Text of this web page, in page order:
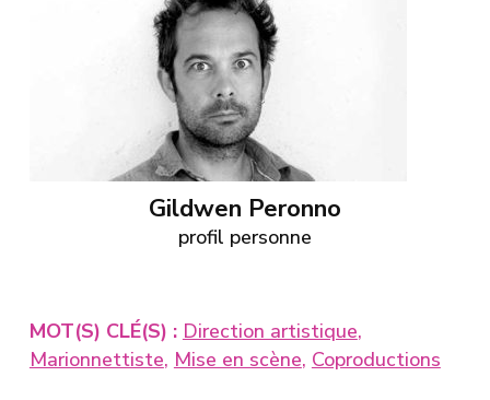
Gildwen Peronno
profil personne
MOT(S) CLÉ(S) : Direction artistique,
Marionnettiste, Mise en scène, Coproductions